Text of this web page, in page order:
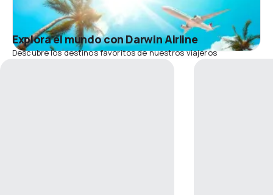
Explora el mundo con Darwin Airline
Descubre los destinos favoritos de nuestros viajeros